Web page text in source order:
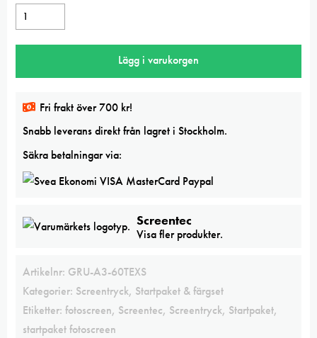
Startpaket
för
screentryck,
A3
stor
kemi
mängd
Lägg i varukorgen
Fri frakt över 700 kr!
Snabb leverans direkt från lagret i Stockholm.
Säkra betalningar via:
Screentec
Visa fler produkter.
Artikelnr: GRU-A3-60TEXS
Kategorier: Screentryck, Startpaket & färgset
Etiketter: fotoscreen, Screentec, Screentryck, Startpaket,
startpaket fotoscreen